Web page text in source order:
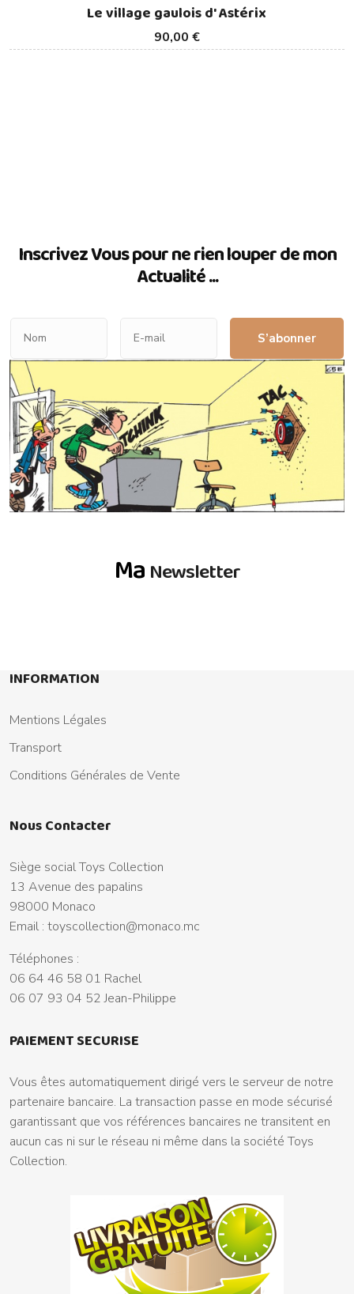
90,00 €
Le village gaulois d' Astérix
Inscrivez Vous pour ne rien louper de mon
Actualité ...
S’abonner
Ma Newsletter
INFORMATION
Mentions Légales
Transport
Conditions Générales de Vente
Nous Contacter
Siège social Toys Collection
13 Avenue des papalins
98000 Monaco
Email : toyscollection@monaco.mc
Téléphones :
06 64 46 58 01 Rachel
06 07 93 04 52 Jean-Philippe
PAIEMENT SECURISE
Vous êtes automatiquement dirigé vers le serveur de notre
partenaire bancaire. La transaction passe en mode sécurisé
garantissant que vos références bancaires ne transitent en
aucun cas ni sur le réseau ni même dans la société Toys
Collection.